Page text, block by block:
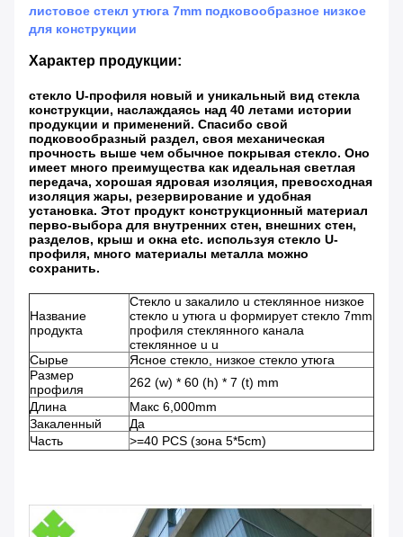
листовое стекл утюга 7mm подковообразное низкое
для конструкции
Характер продукции:
стекло U-профиля новый и уникальный вид стекла
конструкции, наслаждаясь над 40 летами истории
продукции и применений. Спасибо свой
подковообразный раздел, своя механическая
прочность выше чем обычное покрывая стекло. Оно
имеет много преимущества как идеальная светлая
передача, хорошая ядровая изоляция, превосходная
изоляция жары, резервирование и удобная
установка. Этот продукт конструкционный материал
перво-выбора для внутренних стен, внешних стен,
разделов, крыш и окна etc. используя стекло U-
профиля, много материалы металла можно
сохранить.
Название
продукта
Стекло u закалило u стеклянное низкое
стекло u утюга u формирует стекло 7mm
профиля стеклянного канала
стеклянное u u
Сырье
Ясное стекло, низкое стекло утюга
Размер
профиля
262 (w) * 60 (h) * 7 (t) mm
Длина
Макс 6,000mm
Закаленный
Да
Часть
>=40 PCS (зона 5*5cm)